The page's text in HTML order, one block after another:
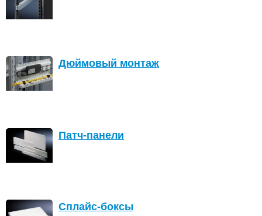
Дюймовый монтаж
Патч-панели
Сплайс-боксы